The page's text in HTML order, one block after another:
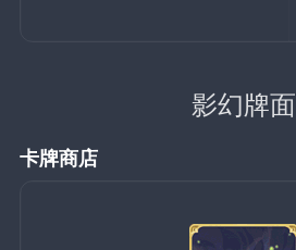
影幻牌面
卡牌商店